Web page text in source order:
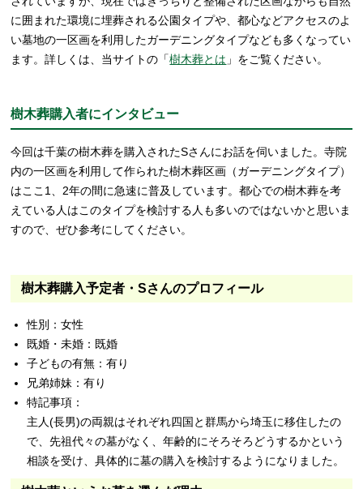
に囲まれた環境に埋葬される公園タイプや、都心などアクセスのよ
い墓地の一区画を利用したガーデニングタイプなども多くなってい
ます。詳しくは、当サイトの「樹木葬とは 」をご覧ください。
樹木葬購入者にインタビュー
今回は千葉の樹木葬を購入されたSさんにお話を伺いました。寺院
内の一区画を利用して作られた樹木葬区画（ガーデニングタイプ）
はここ1、2年の間に急速に普及しています。都心での樹木葬を考
えている人はこのタイプを検討する人も多いのではないかと思いま
すので、ぜひ参考にしてください。
樹木葬購入予定者・Sさんのプロフィール
性別：女性
既婚・未婚：既婚
子どもの有無：有り
兄弟姉妹：有り
特記事項：
主人(長男)の両親はそれぞれ四国と群馬から埼玉に移住したの
で、先祖代々の墓がなく、年齢的にそろそろどうするかという
相談を受け、具体的に墓の購入を検討するようになりました。